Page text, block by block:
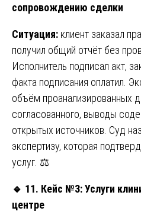
сопровождению сделки
Ситуация: клиент заказал
получил общий отчёт без
Исполнитель подписал акт,
факта подписания оплатил.
объём проанализированных
согласованного, выводы
открытых источников. Суд
экспертизу, которая
услуг. ⚖️
🔹 11. Кейс №3: Услуги
центре